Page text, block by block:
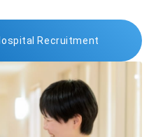
Recruitment